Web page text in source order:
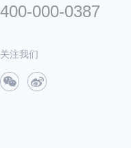
400-000-0387
关注我们